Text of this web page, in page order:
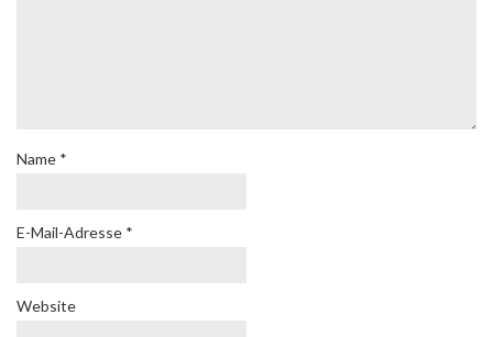
Name *
E-Mail-Adresse *
Website